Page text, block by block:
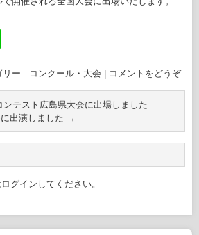
リー : コンクール・大会 コメントをどうぞ
テスト広島県大会に出場しました
出演しました →
ログイン してください。